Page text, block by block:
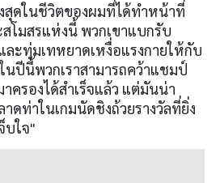
สุดในชีวิตของผมที่ได้ทำหน้าที่
โมสรแห่งนี้ พวกเขาแบกรับ
ะทุ่มเทหยาดเหงื่อแรงกายให้กับ
นปีนี้พวกเราสามารถคว้าแชมป์
ครองได้สำเร็จแล้ว แต่มันน่า
าดท่าในเกมนัดชิงถ้วยรางวัลที่ยิ่ง
บใจ"